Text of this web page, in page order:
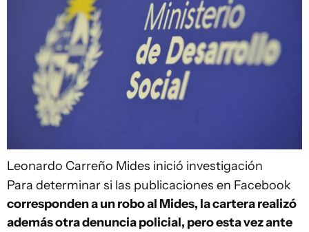
Leonardo Carreño Mides inició investigación
Para determinar si las publicaciones en Facebook
corresponden a un robo al Mides, la cartera realizó
además otra denuncia policial, pero esta vez ante